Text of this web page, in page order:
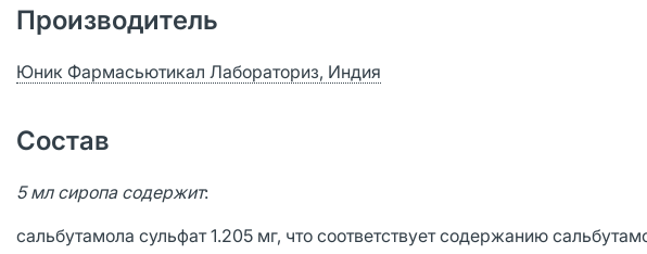
Производитель
Юник Фармасьютикал Лабораториз, Индия
Состав
5 мл сиропа содержит:
сальбутамола сульфат 1.205 мг, что соответствует содержанию